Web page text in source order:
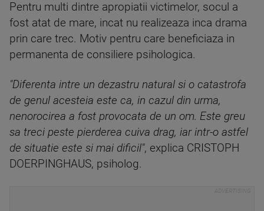
Pentru multi dintre apropiatii victimelor, socul a
fost atat de mare, incat nu realizeaza inca drama
prin care trec. Motiv pentru care beneficiaza in
permanenta de consiliere psihologica.
"Diferenta intre un dezastru natural si o catastrofa
de genul acesteia este ca, in cazul din urma,
nenorocirea a fost provocata de un om. Este greu
sa treci peste pierderea cuiva drag, iar intr-o astfel
de situatie este si mai dificil", explica CRISTOPH
DOERPINGHAUS, psiholog.